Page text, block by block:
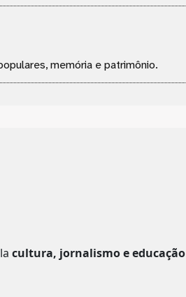
memória e patrimônio.
cultura, jornalismo e educação